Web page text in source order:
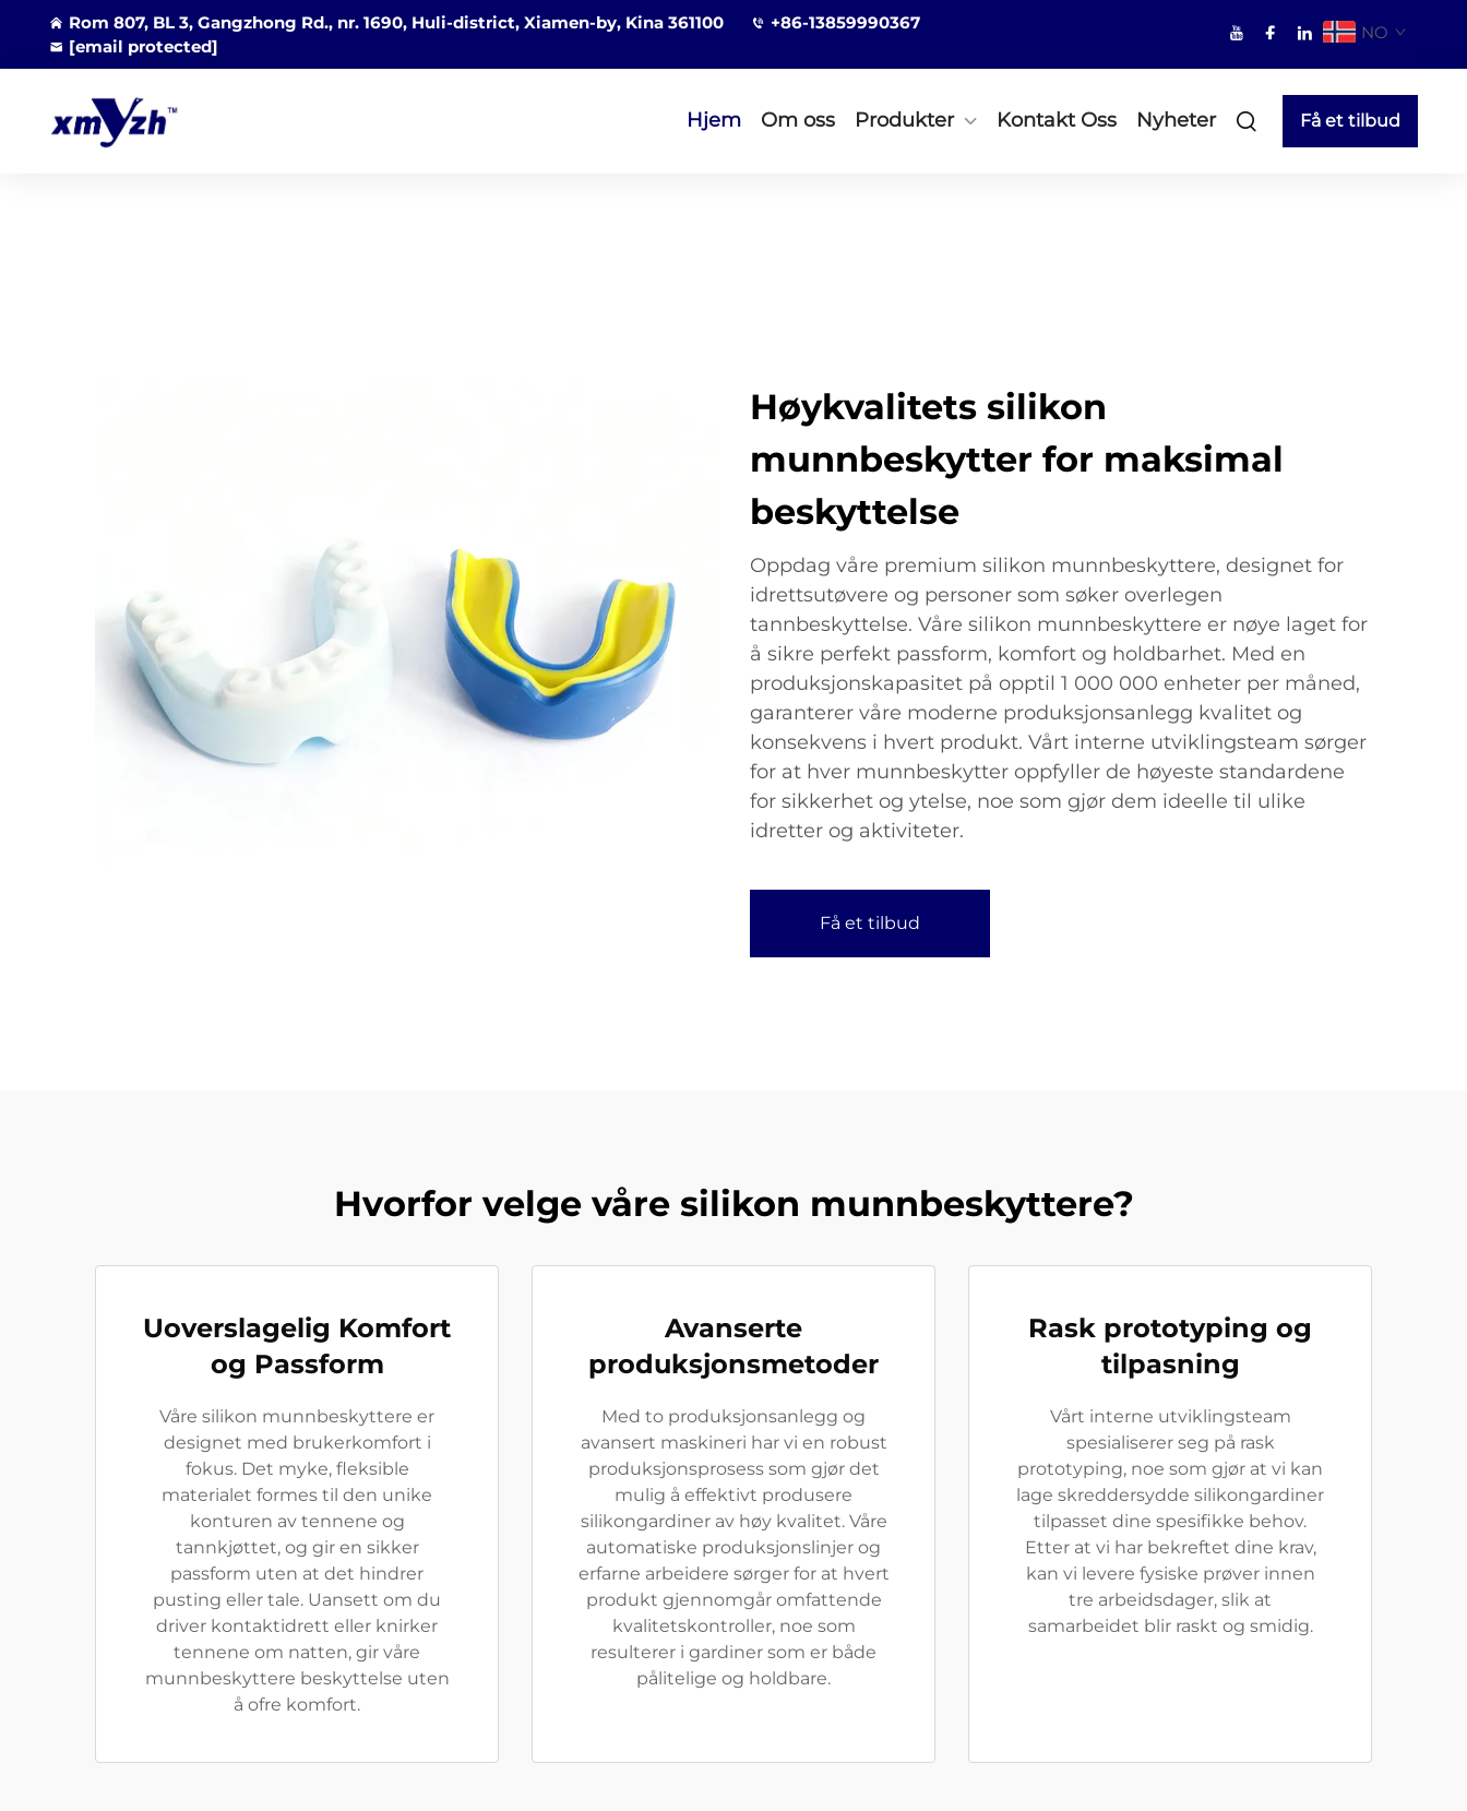
Rom 807, BL 3, Gangzhong Rd., nr. 1690, Huli-district, Xiamen-by, Kina 361100
+86-13859990367
[email protected]
NO
Hjem Om oss Produkter Kontakt Oss Nyheter Få et tilbud
Høykvalitets silikon
munnbeskytter for maksimal
beskyttelse
Oppdag våre premium silikon munnbeskyttere, designet for
idrettsutøvere og personer som søker overlegen
tannbeskyttelse. Våre silikon munnbeskyttere er nøye laget for
å sikre perfekt passform, komfort og holdbarhet. Med en
produksjonskapasitet på opptil 1 000 000 enheter per måned,
garanterer våre moderne produksjonsanlegg kvalitet og
konsekvens i hvert produkt. Vårt interne utviklingsteam sørger
for at hver munnbeskytter oppfyller de høyeste standardene
for sikkerhet og ytelse, noe som gjør dem ideelle til ulike
idretter og aktiviteter.
Få et tilbud
Hvorfor velge våre silikon munnbeskyttere?
Uoverslagelig Komfort
og Passform
Våre silikon munnbeskyttere er
designet med brukerkomfort i
fokus. Det myke, fleksible
materialet formes til den unike
konturen av tennene og
tannkjøttet, og gir en sikker
passform uten at det hindrer
pusting eller tale. Uansett om du
driver kontaktidrett eller knirker
tennene om natten, gir våre
munnbeskyttere beskyttelse uten
å ofre komfort.
Avanserte
produksjonsmetoder
Med to produksjonsanlegg og
avansert maskineri har vi en robust
produksjonsprosess som gjør det
mulig å effektivt produsere
silikongardiner av høy kvalitet. Våre
automatiske produksjonslinjer og
erfarne arbeidere sørger for at hvert
produkt gjennomgår omfattende
kvalitetskontroller, noe som
resulterer i gardiner som er både
pålitelige og holdbare.
Rask prototyping og
tilpasning
Vårt interne utviklingsteam
spesialiserer seg på rask
prototyping, noe som gjør at vi kan
lage skreddersydde silikongardiner
tilpasset dine spesifikke behov.
Etter at vi har bekreftet dine krav,
kan vi levere fysiske prøver innen
tre arbeidsdager, slik at
samarbeidet blir raskt og smidig.